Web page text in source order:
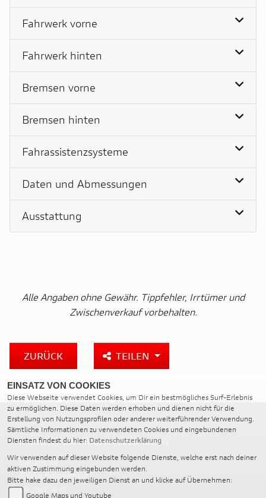
Fahrwerk vorne
Fahrwerk hinten
Bremsen vorne
Bremsen hinten
Fahrassistenzsysteme
Daten und Abmessungen
Ausstattung
Alle Angaben ohne Gewähr. Tippfehler, Irrtümer und
Zwischenverkauf vorbehalten.
ZURÜCK TEILEN
RIKOWSKI ZWEIRADTECHNIK GMBH
Pullach 4a
83059 Kolbermoor
Deutschland
EINSATZ VON COOKIES
Diese Webseite verwendet Cookies, um Dir ein bestmögliches Surf-Erlebnis
zu ermöglichen. Diese Daten werden erhoben und dienen nicht für die
Erstellung von Nutzungsprofilen oder anderer weiterführender Verwendung.
Sämtliche Informationen zu verwendeten Cookies und eingebundenen
Diensten findest du hier: Datenschutzerklärung
Wir verwenden auf dieser Website folgende Dienste, welche erst nach deiner
aktiven Zustimmung eingebunden werden.
Bitte hake dazu den jeweiligen Dienst an und klicke auf Übernehmen:
Google Maps und Youtube